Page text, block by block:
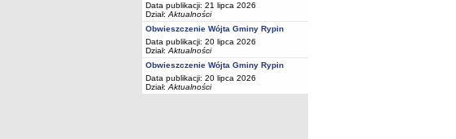
Data publikacji: 21 lipca 2026
Dział: Aktualności
Obwieszczenie Wójta Gminy Rypin
Data publikacji: 20 lipca 2026
Dział: Aktualności
Obwieszczenie Wójta Gminy Rypin
Data publikacji: 20 lipca 2026
Dział: Aktualności